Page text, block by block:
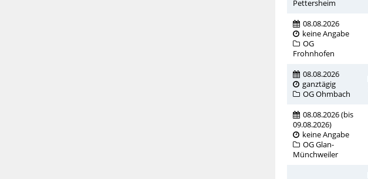
Pettersheim
08.08.2026
keine Angabe
OG
Frohnhofen
08.08.2026
ganztägig
OG Ohmbach
08.08.2026(bis
09.08.2026)
keine Angabe
OG Glan-
Münchweiler